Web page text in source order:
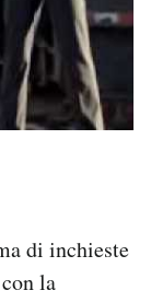
di inchieste
la